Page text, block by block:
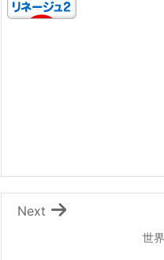
世
Next